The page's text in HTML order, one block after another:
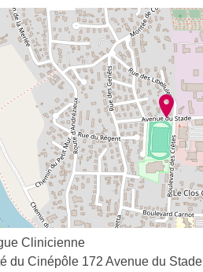
Clinicienne
du Cinépôle 172 Avenue du Stade